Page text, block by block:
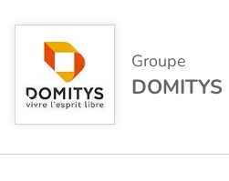
Groupe
DOMITYS